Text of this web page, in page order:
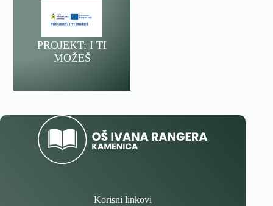
PROJEKT: I TI
MOŽEŠ
Korisni linkovi